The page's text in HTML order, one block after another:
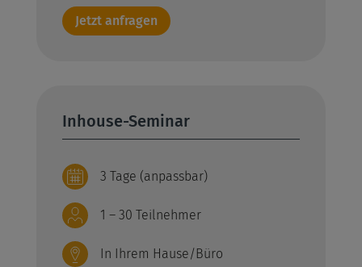
Jetzt anfragen
Inhouse-Seminar
3 Tage (anpassbar)
1 – 30 Teilnehmer
In Ihrem Hause/Büro